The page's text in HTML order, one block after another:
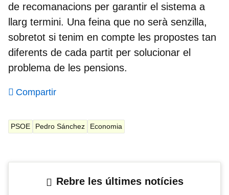
de recomanacions per garantir el sistema a
llarg termini. Una feina que no serà senzilla,
sobretot si tenim en compte les propostes tan
diferents de cada partit per solucionar el
problema de les pensions.
Compartir
PSOE Pedro Sánchez Economia
Rebre les últimes notícies